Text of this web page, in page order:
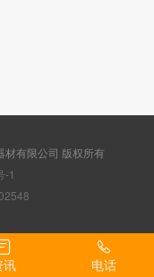
有限公司 版权所有
-1
讯 电话